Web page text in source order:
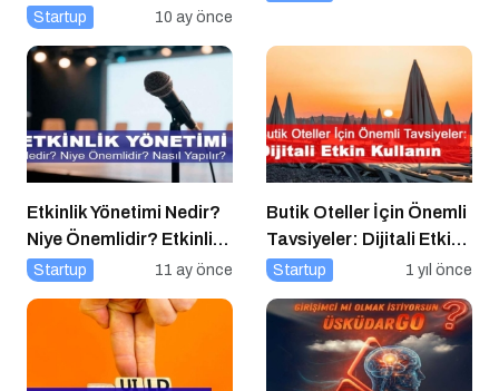
Buluşacak!
Startup 10 ay önce
Etkinlik Yönetimi Nedir?
Niye Önemlidir? Etkinlik
Yönetimi Nasıl Yapılır?
Startup 11 ay önce
Butik Oteller İçin Önemli
Tavsiyeler: Dijitali Etkin
Kullanın
Startup 1 yıl önce